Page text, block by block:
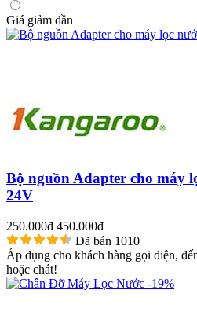
Giá giảm dần
Bộ nguồn Adapter cho máy
24V
250.000đ 450.000đ
Đã bán 1010
Áp dụng cho khách hàng gọi điện,
hoặc chát!
-19%